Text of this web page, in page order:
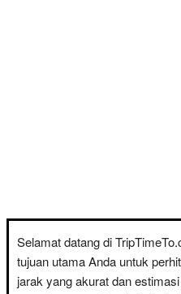
Selamat datang di
tujuan utama Anda untuk
jarak yang akurat dan